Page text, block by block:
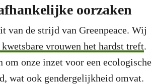
oorzaken
van de strijd van Greenpeace. Wij
vrouwen het hardst treft.
om onze inzet voor een ecologische
wat ook gendergelijkheid omvat.